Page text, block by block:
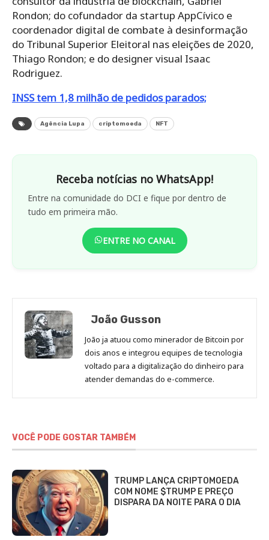
Rondon; do cofundador da startup AppCívico e
coordenador digital de combate à desinformação
do Tribunal Superior Eleitoral nas eleições de 2020,
Thiago Rondon; e do designer visual Isaac
Rodriguez.
INSS tem 1,8 milhão de pedidos parados;
Agência Lupa criptomoeda NFT
Receba notícias no WhatsApp!
Entre na comunidade do DCI e fique por dentro de
tudo em primeira mão.
ENTRE NO CANAL
João Gusson
João ja atuou como minerador de Bitcoin por
dois anos e integrou equipes de tecnologia
voltado para a digitalização do dinheiro para
atender demandas do e-commerce.
VOCÊ PODE GOSTAR TAMBÉM
TRUMP LANÇA CRIPTOMOEDA
COM NOME $TRUMP E PREÇO
DISPARA DA NOITE PARA O DIA